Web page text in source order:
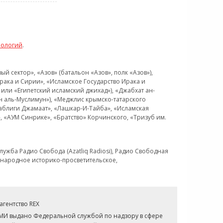
.
«Азов» (батальон «Азов», полк «Азов»),
и Сирии», «Исламское Государство Ирака и
«Египетский исламский джихад»), «Джабхат ан-
Муслимун»), «Меджлис крымско-татарского
Джамаат», «Лашкар-И-Тайба», «Исламская
Синрике», «Братство» Корчинского, «Тризуб им.
Радио Свобода (Azatliq Radiosi), Радио Свободная
историко-просветительское,
REX
выдано Федеральной службой по надзору в сфере